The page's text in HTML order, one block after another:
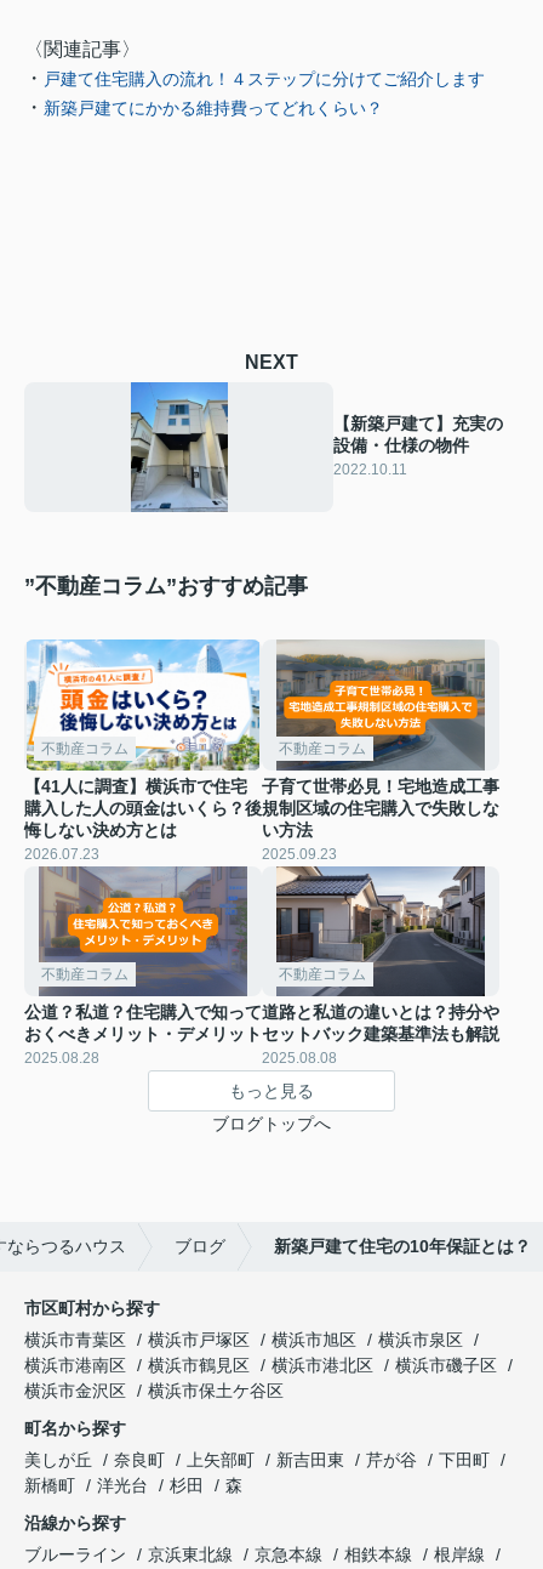
〈関連記事〉
・ 戸建て住宅購入の流れ！４ステップに分けてご紹介します
・ 新築戸建てにかかる維持費ってどれくらい？
NEXT
【新築戸建て】充実の
設備・仕様の物件
2022.10.11
”不動産コラム”おすすめ記事
不動産コラム
【41人に調査】横浜市で住宅
購入した人の頭金はいくら？後
悔しない決め方とは
2026.07.23
不動産コラム
子育て世帯必見！宅地造成工事
規制区域の住宅購入で失敗しな
い方法
2025.09.23
不動産コラム
公道？私道？住宅購入で知って
おくべきメリット・デメリット
2025.08.28
不動産コラム
道路と私道の違いとは？持分や
セットバック建築基準法も解説
2025.08.08
もっと見る
ブログトップへ
らつるハウス ブログ 新築戸建て住宅の10年保証とは？
市区町村から探す
横浜市青葉区
横浜市戸塚区 横浜市旭区
横浜市泉区
横浜市港南区
横浜市鶴見区 横浜市港北区
横浜市磯子区
横浜市金沢区
横浜市保土ケ谷区
町名から探す
美しが丘
奈良町 上矢部町 新吉田東 芹が谷
下田町
新橋町
洋光台 杉田
森
沿線から探す
ブルーライン
京浜東北線 京急本線 相鉄本線
根岸線